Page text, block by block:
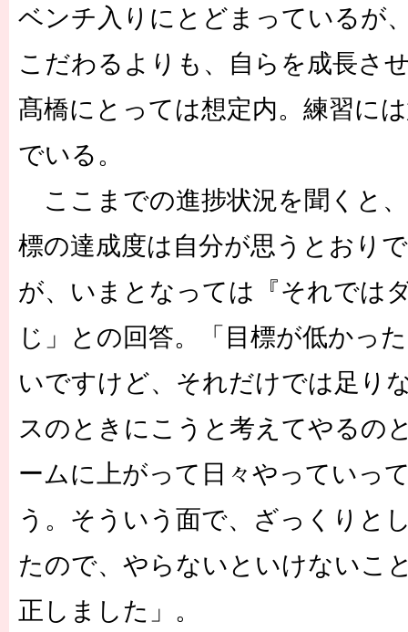
ベンチ入りにとどまっているが
こだわるよりも、自らを成長さ
髙橋にとっては想定内。練習に
でいる。
ここまでの進捗状況を聞くと
標の達成度は自分が思うとおり
が、いまとなっては『それでは
じ」との回答。「目標が低かっ
いですけど、それだけでは足り
スのときにこうと考えてやるの
ームに上がって日々やっていっ
う。そういう面で、ざっくりと
たので、やらないといけないこ
正しました」。